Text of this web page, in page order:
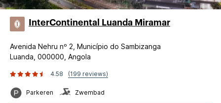
InterContinental Luanda Miramar
Avenida Nehru nº 2, Município do Sambizanga
Luanda, 000000, Angola
4.58 (199 reviews)
Parkeren Zwembad